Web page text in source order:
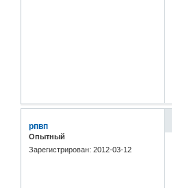
рпвп
Опытный
Зарегистрирован: 2012-03-12